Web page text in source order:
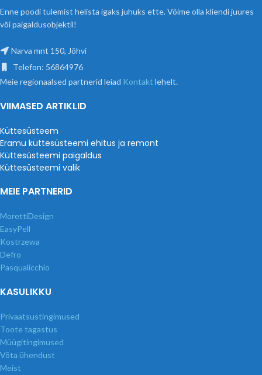
Enne poodi tulemist helista igaks juhuks ette. Võime olla kliendi juures
või paigaldusobjektil!
Narva mnt 150, Jõhvi
Telefon: 56864976
Meie regionaalsed partnerid leiad Kontakt lehelt.
VIIMASED ARTIKLID
Küttesüsteem
Eramu küttesüsteemi ehitus ja remont
Küttesüsteemi paigaldus
Küttesüsteemi valik
MEIE PARTNERID
MorettiDesign
EasyPell
Kostrzewa
Defro
Pasqualicchio
KASULIKKU
Privaatsustingimused
Toote tagastus
Müügitingimused
Võta ühendust
Meist